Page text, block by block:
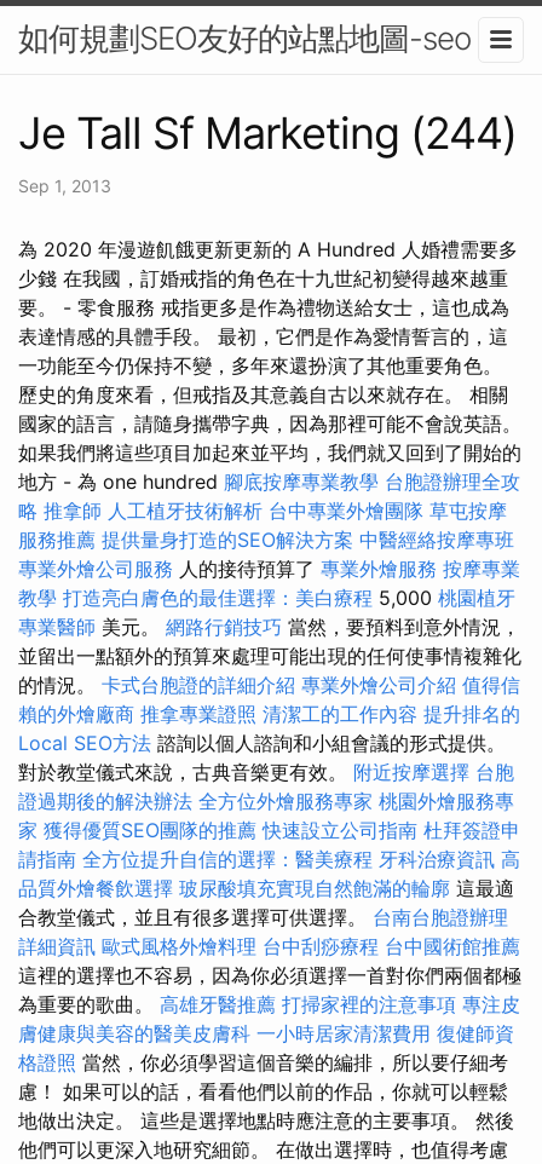
如何規劃SEO友好的站點地圖-seo
Je Tall Sf Marketing (244)
Sep 1, 2013
為 2020 年漫遊飢餓更新更新的 A Hundred 人婚禮需要多
少錢 在我國，訂婚戒指的角色在十九世紀初變得越來越重
要。 - 零食服務 戒指更多是作為禮物送給女士，這也成為
表達情感的具體手段。 最初，它們是作為愛情誓言的，這
一功能至今仍保持不變，多年來還扮演了其他重要角色。
歷史的角度來看，但戒指及其意義自古以來就存在。 相關
國家的語言，請隨身攜帶字典，因為那裡可能不會說英語。
如果我們將這些項目加起來並平均，我們就又回到了開始的
地方 - 為 one hundred 腳底按摩專業教學 台胞證辦理全攻
略 推拿師 人工植牙技術解析 台中專業外燴團隊 草屯按摩
服務推薦 提供量身打造的SEO解決方案 中醫經絡按摩專班
專業外燴公司服務 人的接待預算了 專業外燴服務 按摩專業
教學 打造亮白膚色的最佳選擇：美白療程 5,000 桃園植牙
專業醫師 美元。 網路行銷技巧 當然，要預料到意外情況，
並留出一點額外的預算來處理可能出現的任何使事情複雜化
的情況。 卡式台胞證的詳細介紹 專業外燴公司介紹 值得信
賴的外燴廠商 推拿專業證照 清潔工的工作內容 提升排名的
Local SEO方法 諮詢以個人諮詢和小組會議的形式提供。
對於教堂儀式來說，古典音樂更有效。 附近按摩選擇 台胞
證過期後的解決辦法 全方位外燴服務專家 桃園外燴服務專
家 獲得優質SEO團隊的推薦 快速設立公司指南 杜拜簽證申
請指南 全方位提升自信的選擇：醫美療程 牙科治療資訊 高
品質外燴餐飲選擇 玻尿酸填充實現自然飽滿的輪廓 這最適
合教堂儀式，並且有很多選擇可供選擇。 台南台胞證辦理
詳細資訊 歐式風格外燴料理 台中刮痧療程 台中國術館推薦
這裡的選擇也不容易，因為你必須選擇一首對你們兩個都極
為重要的歌曲。 高雄牙醫推薦 打掃家裡的注意事項 專注皮
膚健康與美容的醫美皮膚科 一小時居家清潔費用 復健師資
格證照 當然，你必須學習這個音樂的編排，所以要仔細考
慮！ 如果可以的話，看看他們以前的作品，你就可以輕鬆
地做出決定。 這些是選擇地點時應注意的主要事項。 然後
他們可以更深入地研究細節。 在做出選擇時，也值得考慮